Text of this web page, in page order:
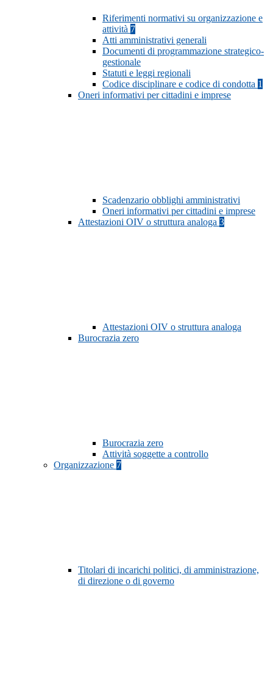
Riferimenti normativi su organizzazione e
attività 7
Atti amministrativi generali
Documenti di programmazione strategico-
gestionale
Statuti e leggi regionali
Codice disciplinare e codice di condotta 1
Oneri informativi per cittadini e imprese
Scadenzario obblighi amministrativi
Oneri informativi per cittadini e imprese
Attestazioni OIV o struttura analoga 3
Attestazioni OIV o struttura analoga
Burocrazia zero
Burocrazia zero
Attività soggette a controllo
Organizzazione 7
Titolari di incarichi politici, di amministrazione,
di direzione o di governo